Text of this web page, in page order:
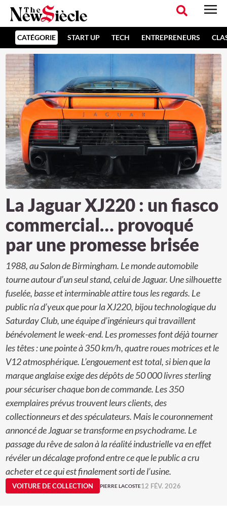
CATÉGORIE START UP TECH ENTREPRENEURS
La Jaguar XJ220 : un fiasco
commercial… provoqué
par une promesse brisée
1988, au Salon de Birmingham. Le monde automobile
tourne autour d’un seul stand, celui de Jaguar. Une silhouette
fuselée, basse et interminable attire tous les regards. Le
public n’a d’yeux que pour la XJ220, bijou technologique du
Saturday Club, une équipe d’ingénieurs qui travaillent
bénévolement le week-end. Les promesses font déjà tourner
les têtes : une pointe à 350 km/h, quatre roues motrices et le
V12 atmosphérique. L’engouement est total, si bien que la
marque anglaise exige des dépôts de 50 000 livres sterling
pour sécuriser chaque bon de commande. Les 350
exemplaires prévus trouvent leurs clients, des
collectionneurs et des spéculateurs. Mais le couronnement
annoncé de Jaguar se transforme en psychodrame. Le
passage du rêve de salon à la réalité industrielle va en effet
révéler un décalage profond entre ce que le public a cru
acheter et ce qui est finalement sorti de l’usine.
VOITURE DE COLLECTION PIERRE LACOSTE12 FÉV. 2026